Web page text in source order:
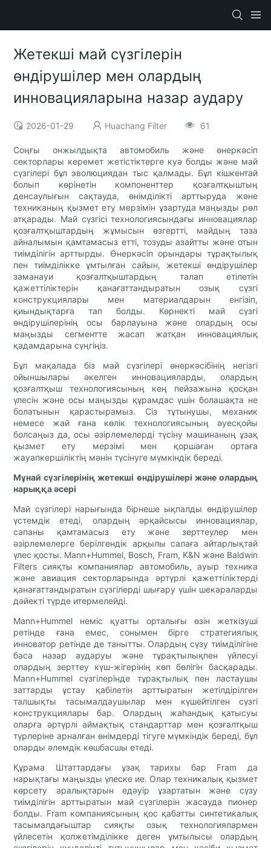
Жетекші май сүзгілерін
өндірушілер мен олардың
инновацияларына назар аудару
2026-01-29 Huachang Filter 61
Соңғы онжылдықта автомобиль және өнеркәсіп
секторлары керемет жетістіктерге куә болды және май
сүзгілері бұл эволюциядан тыс қалмады. Бұл кішкентай
болып көрінетін компоненттер қозғалтқыштың
денсаулығын сақтауда, өнімділікті арттыруда және
техниканың қызмет ету мерзімін ұзартуда маңызды рөл
атқарады. Май сүзгісі технологиясындағы инновациялар
қозғалтқыштардың жұмысын өзгертті, майдың таза
айналымын қамтамасыз етті, тозуды азайтты және отын
тиімділігін арттырды. Өнеркәсіп орындары тұрақтылық
пен тиімділікке ұмтылған сайын, жетекші өндірушілер
заманауи қозғалтқыштардың талап етілетін
қажеттіліктерін қанағаттандыратын озық сүзгі
конструкциялары мен материалдарын енгізіп,
қиындықтарға тап болды. Көрнекті май сүзгі
өндірушілерінің осы барлауына және олардың осы
маңызды сегментте жасап жатқан инновациялық
қадамдарына сүңгіңіз.
Бұл мақалада біз май сүзгілері өнеркәсібінің негізгі
ойыншылары әкелген инновацияларды, олардың
қозғалтқыш технологиясының кең пейзажына қосқан
үлесін және осы маңызды құрамдас үшін болашақта не
болатынын қарастырамыз. Сіз тұтынушы, механик
немесе жай ғана көлік технологиясының әуесқойы
болсаңыз да, осы әзірлемелерді түсіну машинаның ұзақ
қызмет ету мерзімі мен қоршаған ортаға
жауапкершіліктің мәнін түсінуге мүмкіндік береді.
Мұнай сүзгілерінің жетекші өндірушілері және олардың
нарыққа әсері
Май сүзгілері нарығында бірнеше ықпалды өндірушілер
үстемдік етеді, олардың әрқайсысы инновациялар,
сапаны қамтамасыз ету және зерттеулер мен
әзірлемелерге берілгендік арқылы салаға айтарлықтай
үлес қосты. Mann+Hummel, Bosch, Fram, K&N және Baldwin
Filters сияқты компаниялар автомобиль, ауыр техника
және авиация секторларында әртүрлі қажеттіліктерді
қанағаттандыратын сүзгілерді шығару үшін шекараларды
дәйекті түрде итермелейді.
Mann+Hummel неміс қуатты орталығы өзін жеткізуші
ретінде ғана емес, сонымен бірге стратегиялық
инноватор ретінде де танытты. Олардың сүзу тиімділігіне
баса назар аударуы және тұрақтылықпен үйлесуі
олардың зерттеу күш-жігерінің көп бөлігін басқарады.
Mann+Hummel сүзгілерінде тұрақтылық пен ластаушы
заттарды ұстау қабілетін арттыратын жетілдірілген
талшықты тасымалдаушылар мен күшейтілген сүзгі
конструкциялары бар. Олардың жаһандық қатысуы
оларға әртүрлі аймақтық стандарттар мен қозғалтқыш
түрлеріне арналған өнімдерді тігуге мүмкіндік береді, бұл
оларды әлемдік көшбасшы етеді.
Құрама Штаттардағы ұзақ тарихы бар Fram да
нарықтағы маңызды үлеске ие. Олар техникалық қызмет
көрсету аралықтарын едәуір ұзартатын және сүзу
тиімділігін арттыратын май сүзгілерін жасауда пионер
болды. Fram компаниясының қос қабатты синтетикалық
тасымалдағыштар сияқты озық технологиялармен
үйлесетін қолжетімділікке деген ұмтылысы олардың